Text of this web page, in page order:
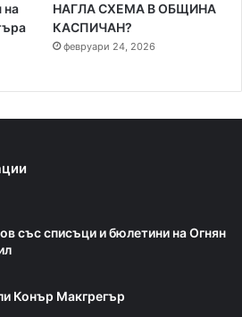
на
НАГЛА СХЕМА В ОБЩИНА
КАСПИЧАН?
февруари 24, 2026
със списъци и бюлетини на Огнян
Конър Макгрегър